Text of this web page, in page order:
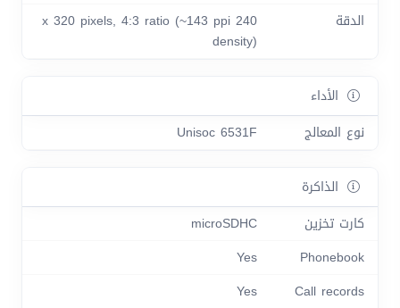
الدقة
240 x 320 pixels, 4:3 ratio (~143 ppi
density)
الأداء
نوع المعالج
Unisoc 6531F
الذاكرة
كارت تخزين
microSDHC
Phonebook
Yes
Call records
Yes